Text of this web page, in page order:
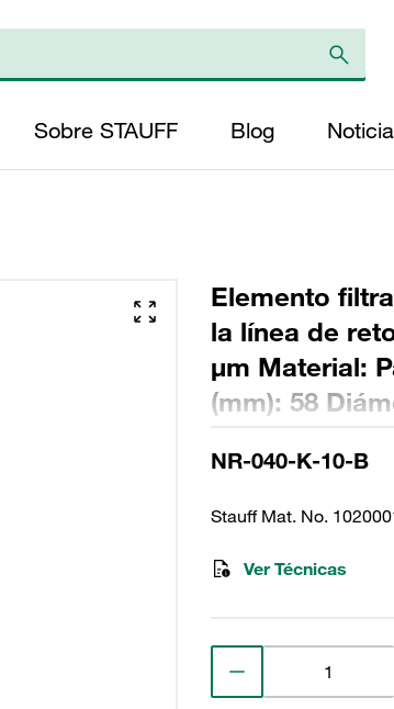
Sobre STAUFF Blog
Elemento
la línea de
µm Material:
(mm): 58
(mm): 99
NR-040-K-10-B
Stauff Mat. No.
Ver Técnicas